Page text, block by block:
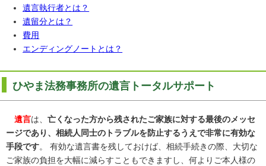
遺言執行者とは？
遺留分とは？
費用
エンディングノートとは？
ひやま法務事務所の遺言トータルサポート
遺言は、 亡くなった方から残されたご家族に対する最後のメッセ
ージであり、相続人同士のトラブルを防止するうえで非常に有効な
手段です。 有効な遺言書を残しておけば、相続手続きの際、大切な
ご家族の負担を大幅に減らすこともできますし、何よりご本人様の